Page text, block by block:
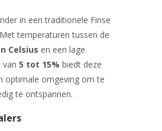
in een traditionele Finse
temperaturen tussen de
Celsius en een lage
van 5 tot 15% biedt deze
optimale omgeving om te
te ontspannen.